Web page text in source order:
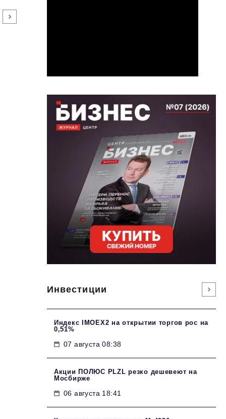
Инвестиции
Индекс IMOEX2 на открытии торгов рос на
0,51%
07 августа 08:38
Акции ПОЛЮС PLZL резко дешевеют на
Мосбирже
06 августа 18:41